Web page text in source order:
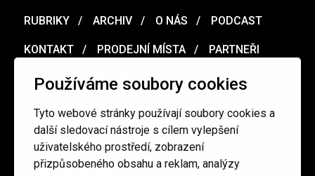
Používáme soubory cookies
Tyto webové stránky používají soubory cookies a
další sledovací nástroje s cílem vylepšení
uživatelského prostředí, zobrazení
přizpůsobeného obsahu a reklam, analýzy
RUBRIKY ARCHIV O NÁS PODCAST
KONTAKT PRODEJNÍ MÍSTA PARTNEŘI
MERCH VOUCHER
Ochrana osobních údajů / Obchodní podmínky
redakce@cinepur.cz